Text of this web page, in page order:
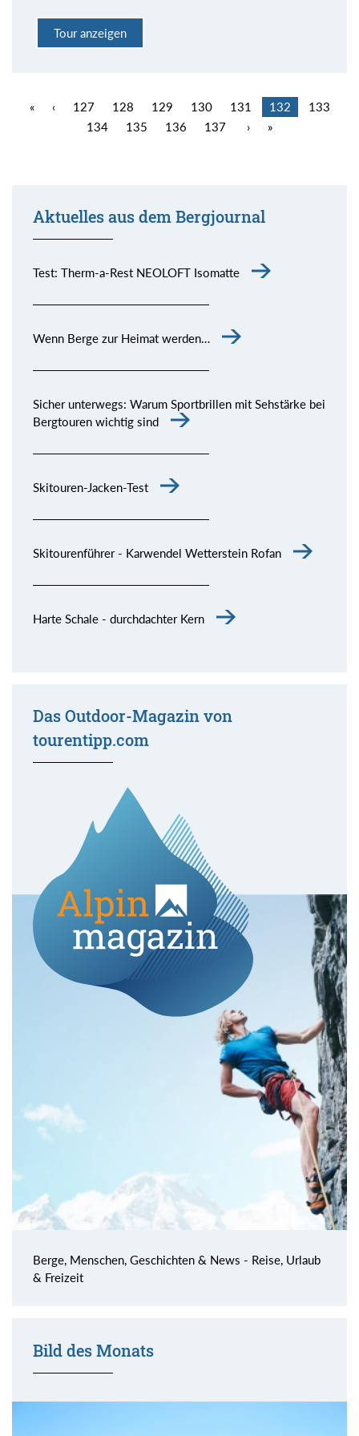
Tour anzeigen
« ‹ 127 128 129 130 131 132
133
134
135 136 137 › »
Aktuelles aus dem Bergjournal
Test: Therm-a-Rest NEOLOFT Isomatte
Wenn Berge zur Heimat werden…
Sicher unterwegs: Warum Sportbrillen mit Sehstärke bei
Bergtouren wichtig sind
Skitouren-Jacken-Test
Skitourenführer - Karwendel Wetterstein Rofan
Harte Schale - durchdachter Kern
Das Outdoor-Magazin von
tourentipp.com
Berge, Menschen, Geschichten & News - Reise, Urlaub
& Freizeit
Bild des Monats